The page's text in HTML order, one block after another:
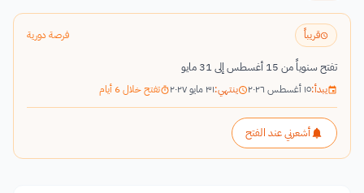
قريباً فرصة دورية
تفتح سنوياً من 15 أغسطس إلى 31 مايو
يبدأ:١٥ أغسطس ٢٠٢٦ ينتهي:٣١ مايو ٢٠٢٧ تفتح خلال 6 أيام
أشعرني عند الفتح